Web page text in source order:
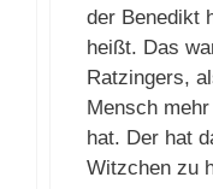
der Benedikt
heißt. Das
Ratzingers,
Mensch
hat. Der hat
Witzchen zu